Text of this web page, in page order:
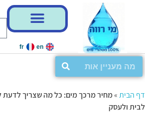
en
fr
דף הבית»מחיר מרכך מים: כל מה שצריך לדעת
לבית ולעסק